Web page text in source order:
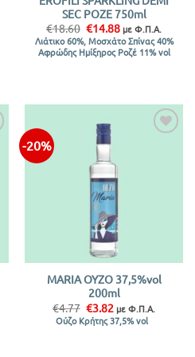
SEC ΡΟΖΕ 750ml
€18.60 Original
price
was:
€18.60.
€14.88Η
τρέχουσα
τιμή
είναι:
με Φ.Π.Α.
Λιάτικο 60%, Μοσχάτο Σπίνας 40%
Αφρώδης Ημίξηρος Ροζέ 11% vol
-20%
MARIA ΟΥΖΟ 37,5%vol
200ml
€4.77 Original
price
was:
€3.82 Η
τρέχουσα
τιμή
με Φ.Π.Α.
Ούζο Κρήτης 37,5% vol